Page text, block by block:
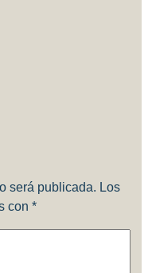
será publicada. Los
con *